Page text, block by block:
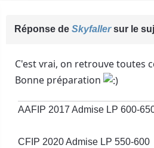
Réponse de Skyfallersur le
C'est vrai, on retrouve toutes
Bonne préparation
AAFIP 2017 Admise LP 600-
CFIP 2020 Admise LP 550-600